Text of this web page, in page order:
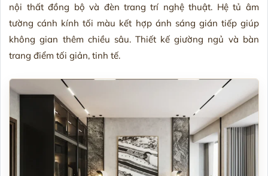
nội thất đồng bộ và đèn trang trí nghệ thuật. Hệ tủ âm
tường cánh kính tối màu kết hợp ánh sáng gián tiếp giúp
không gian thêm chiều sâu. Thiết kế giường ngủ và bàn
trang điểm tối giản, tinh tế.